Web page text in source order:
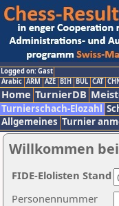
Logged on: Gast
Arabic ARM AZE BIH BUL CAT
Home TurnierDB
Turnierschach-Elozahl
Allgemeines Turnier
Willkommen
Personennummer
FIDE-Elolisten Stand